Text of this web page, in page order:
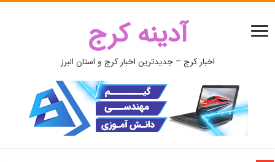
آدینه کرج
اخبار کرج – جدیدترین اخبار کرج و استان البرز